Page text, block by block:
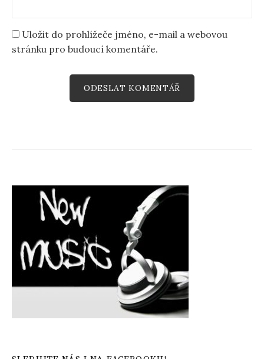
Uložit do prohlížeče jméno, e-mail a webovou
stránku pro budoucí komentáře.